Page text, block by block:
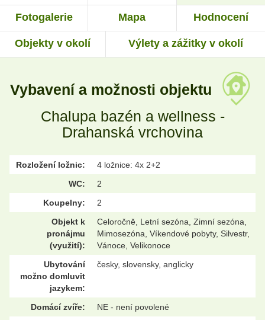
Fotogalerie Mapa Hodnocení
Objekty v okolí Výlety a zážitky v okolí
Vybavení a možnosti objektu
Chalupa bazén a wellness -
Drahanská vrchovina
Rozložení ložnic:
4 ložnice: 4x 2+2
WC:
2
Koupelny:
2
Objekt k
pronájmu
(využití):
Celoročně, Letní sezóna, Zimní sezóna,
Mimosezóna, Víkendové pobyty, Silvestr,
Vánoce, Velikonoce
Ubytování
možno domluvit
jazykem:
česky, slovensky, anglicky
Domácí zvíře:
NE - není povolené